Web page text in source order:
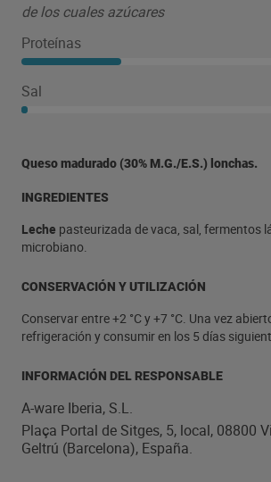
de los cuales azúcares
Proteínas
Sal
Queso madurado (30% M.G./E.S.) lonchas.
INGREDIENTES
Leche pasteurizada de vaca, sal, fermentos
microbiano.
CONSERVACIÓN Y UTILIZACIÓN
Conservar entre +2 °C y +7 °C. Una vez
refrigeración y consumir en los 5 días
INFORMACIÓN DEL RESPONSABLE
A-ware Iberia, S.L.
Plaça Portal de Sitges, 5, local, 08800
Geltrú (Barcelona), España.